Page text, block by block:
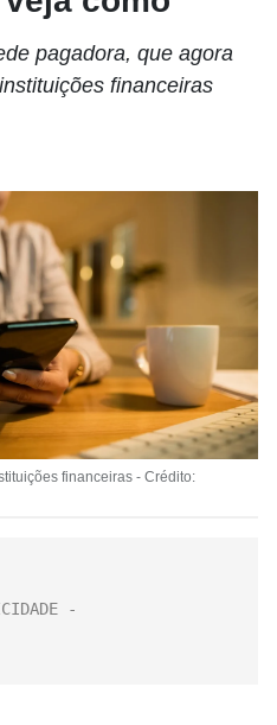
pagadora, que agora
financeiras
financeiras - Crédito: